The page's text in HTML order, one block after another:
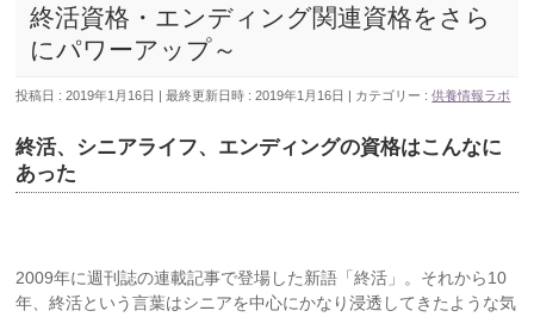
終活資格・エンディング関連資格をさら
にパワーアップ～
投稿日 : 2019年1月16日 最終更新日時 : 2019年1月16日 カテゴリー :供養情報ラボ
終活、シニアライフ、エンディングの資格はこんなに
あった
2009年に週刊誌の連載記事で登場した新語「終活」。それから10
年、終活という言葉はシニアを中心にかなり浸透してきたような気